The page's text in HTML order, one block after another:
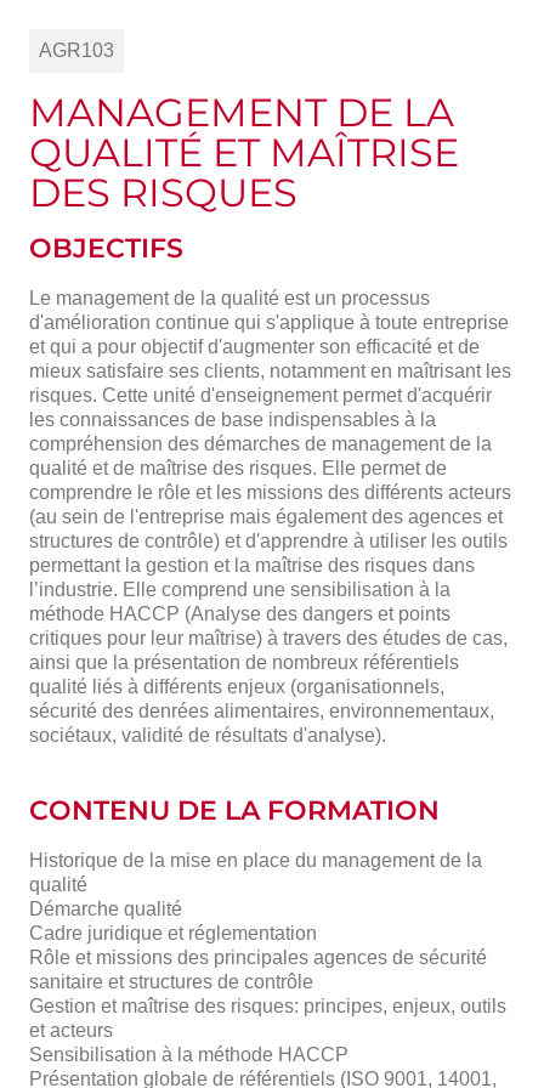
AGR103
MANAGEMENT DE LA
QUALITÉ ET MAÎTRISE
DES RISQUES
OBJECTIFS
Le management de la qualité est un processus
d'amélioration continue qui s'applique à toute entreprise
et qui a pour objectif d'augmenter son efficacité et de
mieux satisfaire ses clients, notamment en maîtrisant les
risques. Cette unité d'enseignement permet d'acquérir
les connaissances de base indispensables à la
compréhension des démarches de management de la
qualité et de maîtrise des risques. Elle permet de
comprendre le rôle et les missions des différents acteurs
(au sein de l'entreprise mais également des agences et
structures de contrôle) et d'apprendre à utiliser les outils
permettant la gestion et la maîtrise des risques dans
l’industrie. Elle comprend une sensibilisation à la
méthode HACCP (Analyse des dangers et points
critiques pour leur maîtrise) à travers des études de cas,
ainsi que la présentation de nombreux référentiels
qualité liés à différents enjeux (organisationnels,
sécurité des denrées alimentaires, environnementaux,
sociétaux, validité de résultats d'analyse).
CONTENU DE LA FORMATION
Historique de la mise en place du management de la
qualité
Démarche qualité
Cadre juridique et réglementation
Rôle et missions des principales agences de sécurité
sanitaire et structures de contrôle
Gestion et maîtrise des risques: principes, enjeux, outils
et acteurs
Sensibilisation à la méthode HACCP
Présentation globale de référentiels (ISO 9001, 14001,